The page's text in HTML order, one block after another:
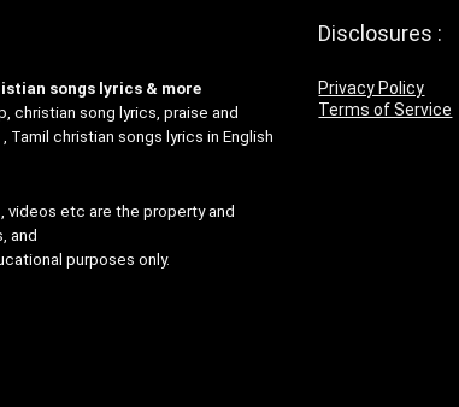
songs lyrics & more
christian song lyrics, praise and
Tamil christian songs lyrics in English
videos etc are the property and
and
purposes only.
Disclosures :
Privacy Policy
Terms of Service